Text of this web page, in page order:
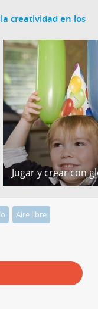
creatividad en los
Jugar y crear con
Aire libre